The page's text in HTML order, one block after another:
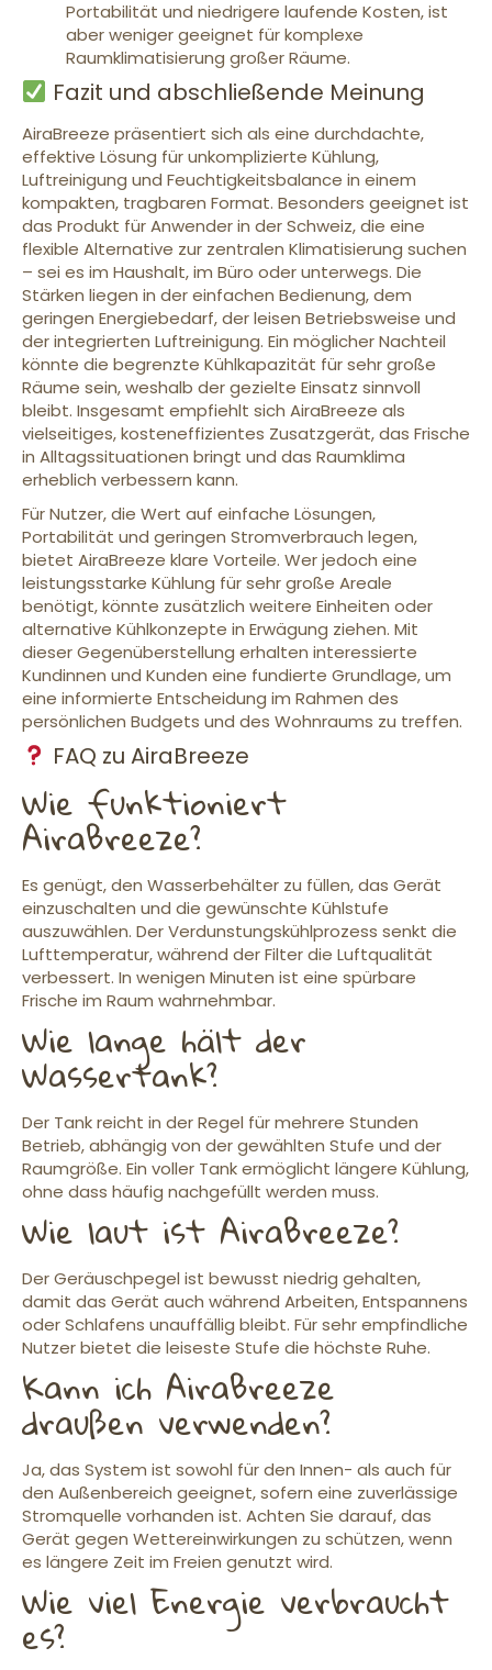
Portabilität und niedrigere laufende Kosten, ist
aber weniger geeignet für komplexe
Raumklimatisierung großer Räume.
Fazit und abschließende Meinung
AiraBreeze präsentiert sich als eine durchdachte,
effektive Lösung für unkomplizierte Kühlung,
Luftreinigung und Feuchtigkeitsbalance in einem
kompakten, tragbaren Format. Besonders geeignet ist
das Produkt für Anwender in der Schweiz, die eine
flexible Alternative zur zentralen Klimatisierung suchen
– sei es im Haushalt, im Büro oder unterwegs. Die
Stärken liegen in der einfachen Bedienung, dem
geringen Energiebedarf, der leisen Betriebsweise und
der integrierten Luftreinigung. Ein möglicher Nachteil
könnte die begrenzte Kühlkapazität für sehr große
Räume sein, weshalb der gezielte Einsatz sinnvoll
bleibt. Insgesamt empfiehlt sich AiraBreeze als
vielseitiges, kosteneffizientes Zusatzgerät, das Frische
in Alltagssituationen bringt und das Raumklima
erheblich verbessern kann.
Für Nutzer, die Wert auf einfache Lösungen,
Portabilität und geringen Stromverbrauch legen,
bietet AiraBreeze klare Vorteile. Wer jedoch eine
leistungsstarke Kühlung für sehr große Areale
benötigt, könnte zusätzlich weitere Einheiten oder
alternative Kühlkonzepte in Erwägung ziehen. Mit
dieser Gegenüberstellung erhalten interessierte
Kundinnen und Kunden eine fundierte Grundlage, um
eine informierte Entscheidung im Rahmen des
persönlichen Budgets und des Wohnraums zu treffen.
FAQ zu AiraBreeze
Wie funktioniert
AiraBreeze?
Es genügt, den Wasserbehälter zu füllen, das Gerät
einzuschalten und die gewünschte Kühlstufe
auszuwählen. Der Verdunstungskühlprozess senkt die
Lufttemperatur, während der Filter die Luftqualität
verbessert. In wenigen Minuten ist eine spürbare
Frische im Raum wahrnehmbar.
Wie lange hält der
Wassertank?
Der Tank reicht in der Regel für mehrere Stunden
Betrieb, abhängig von der gewählten Stufe und der
Raumgröße. Ein voller Tank ermöglicht längere Kühlung,
ohne dass häufig nachgefüllt werden muss.
Wie laut ist AiraBreeze?
Der Geräuschpegel ist bewusst niedrig gehalten,
damit das Gerät auch während Arbeiten, Entspannens
oder Schlafens unauffällig bleibt. Für sehr empfindliche
Nutzer bietet die leiseste Stufe die höchste Ruhe.
Kann ich AiraBreeze
draußen verwenden?
Ja, das System ist sowohl für den Innen- als auch für
den Außenbereich geeignet, sofern eine zuverlässige
Stromquelle vorhanden ist. Achten Sie darauf, das
Gerät gegen Wettereinwirkungen zu schützen, wenn
es längere Zeit im Freien genutzt wird.
Wie viel Energie verbraucht
es?